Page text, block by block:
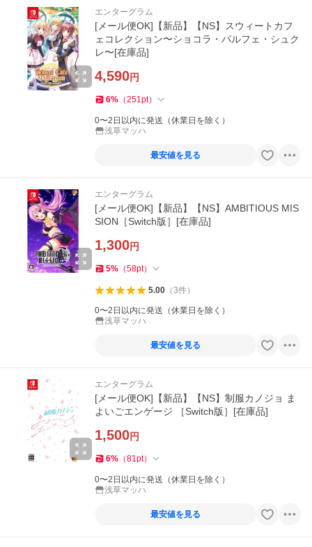
エンターグラム
[メール便OK]【新品】【NS】スウィートカフ
ェコレクション〜ショコラ・パルフェ・シュク
レ〜[在庫品]
4,590円
6% （251pt）
0〜2日以内に発送（休業日を除く）
浅草マッハ
最安値を見る
エンターグラム
[メール便OK]【新品】【NS】AMBITIOUS MIS
SION［Switch版］[在庫品]
1,300円
5% （58pt）
5.00（3件）
0〜2日以内に発送（休業日を除く）
浅草マッハ
最安値を見る
エンターグラム
[メール便OK]【新品】【NS】制服カノジョ ま
よいごエンゲージ ［Switch版］[在庫品]
1,500円
6% （81pt）
0〜2日以内に発送（休業日を除く）
浅草マッハ
最安値を見る